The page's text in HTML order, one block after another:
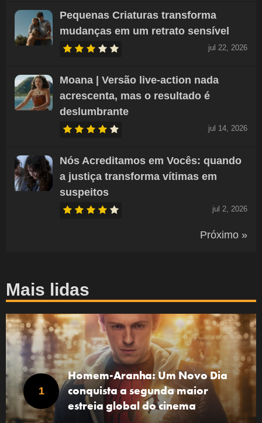
Pequenas Criaturas transforma
mudanças em um retrato sensível
jul 22, 2026
Moana | Versão live-action nada
acrescenta, mas o resultado é
deslumbrante
jul 14, 2026
Nós Acreditamos em Vocês: quando
a justiça transforma vítimas em
suspeitos
jul 2, 2026
Próximo »
Mais lidas
Homem-Aranha: Um Novo Dia
conquista a segunda maior
estreia global do cinema